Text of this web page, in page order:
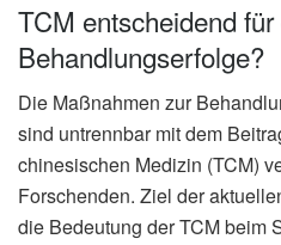
TCM entscheidend
Behandlungserfolge?
Die Maßnahmen zur
sind untrennbar mit dem
chinesischen Medizin (TCM)
Forschenden. Ziel der
die Bedeutung der TCM beim